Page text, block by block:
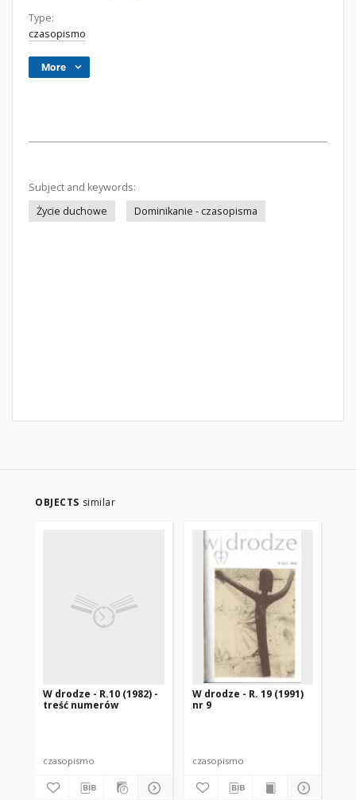
Type:
czasopismo
More
Subject and keywords:
Życie duchowe
Dominikanie - czasopisma
OBJECTS similar
W drodze - R.10 (1982) -
treść numerów
czasopismo
W drodze - R. 19 (1991)
nr 9
czasopismo